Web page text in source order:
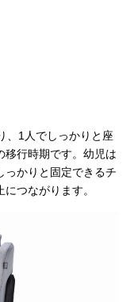
、1人でしっかりと座
移行時期です。幼児は
っかりと固定できるチ
つながります。